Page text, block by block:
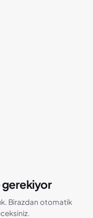
gerekiyor
Birazdan otomatik